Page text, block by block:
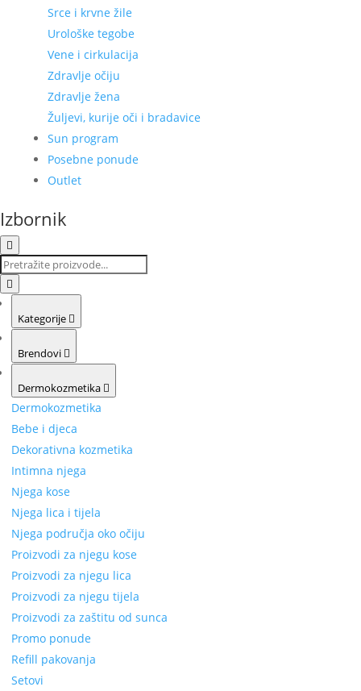
Srce i krvne žile
Urološke tegobe
Vene i cirkulacija
Zdravlje očiju
Zdravlje žena
Žuljevi, kurije oči i bradavice
Sun program
Posebne ponude
Outlet
Izbornik
Kategorije
Brendovi
Dermokozmetika
Dermokozmetika
Bebe i djeca
Dekorativna kozmetika
Intimna njega
Njega kose
Njega lica i tijela
Njega područja oko očiju
Proizvodi za njegu kose
Proizvodi za njegu lica
Proizvodi za njegu tijela
Proizvodi za zaštitu od sunca
Promo ponude
Refill pakovanja
Setovi